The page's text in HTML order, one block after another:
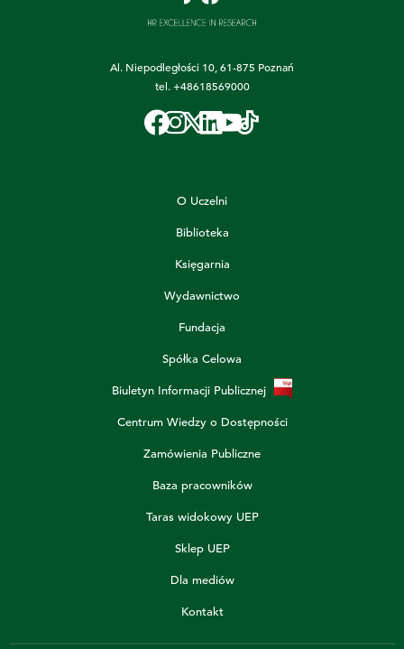
Al. Niepodległości 10, 61-875 Poznań
tel.+48618569000
O Uczelni
Biblioteka
Księgarnia
Wydawnictwo
Fundacja
Spółka Celowa
Biuletyn Informacji Publicznej
Centrum Wiedzy o Dostępności
Zamówienia Publiczne
Baza pracowników
Taras widokowy UEP
Sklep UEP
Dla mediów
Kontakt